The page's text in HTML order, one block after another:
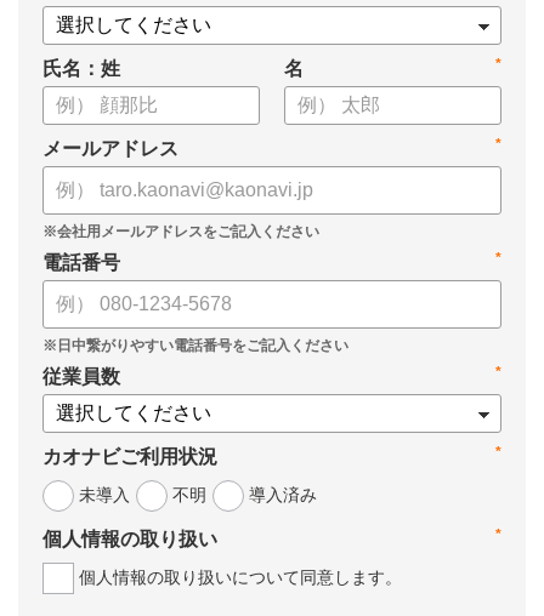
氏名：姓 *
名
*
メールアドレス
*
電話番号
*
従業員数
*
カオナビご利用状況
未導入
不明 導入済み
*
個人情報の取り扱い
個人情報の取り扱いについて同意します。